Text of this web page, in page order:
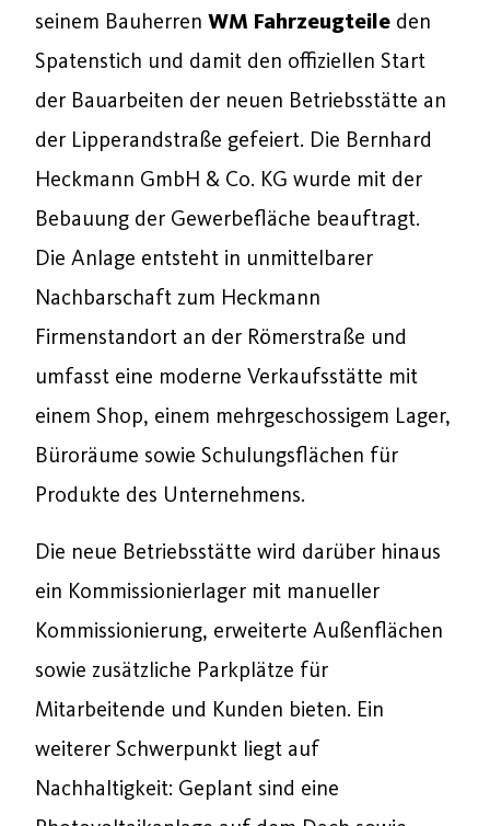
seinem Bauherren WM Fahrzeugteile den
Spatenstich und damit den offiziellen Start
der Bauarbeiten der neuen Betriebsstätte an
der Lipperandstraße gefeiert. Die Bernhard
Heckmann GmbH & Co. KG wurde mit der
Bebauung der Gewerbefläche beauftragt.
Die Anlage entsteht in unmittelbarer
Nachbarschaft zum Heckmann
Firmenstandort an der Römerstraße und
umfasst eine moderne Verkaufsstätte mit
einem Shop, einem mehrgeschossigem Lager,
Büroräume sowie Schulungsflächen für
Produkte des Unternehmens.
Die neue Betriebsstätte wird darüber hinaus
ein Kommissionierlager mit manueller
Kommissionierung, erweiterte Außenflächen
sowie zusätzliche Parkplätze für
Mitarbeitende und Kunden bieten. Ein
weiterer Schwerpunkt liegt auf
Nachhaltigkeit: Geplant sind eine